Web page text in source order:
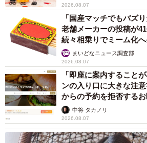
2026.08.07
「国産マッチでもバズ
老舗メーカーの投稿が
続々相乗りでミーム化
まいどなニュース調査部
2026.08.07
「即座に案内すること
ンの入り口に大きな注
からの予約を拒否する
中将 タカノリ
2026.08.07